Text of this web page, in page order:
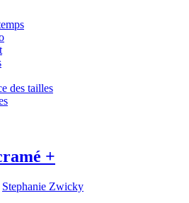
des tailles
+
Stephanie Zwicky